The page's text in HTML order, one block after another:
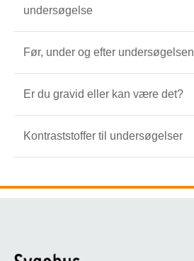
undersøgelse
Før, under og efter undersøgelsen
Er du gravid eller kan være det?
Kontraststoffer til undersøgelser